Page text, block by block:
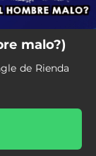
malo?)
de Rienda